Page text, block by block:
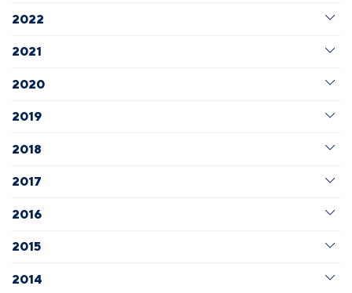
2022
2021
2020
2019
2018
2017
2016
2015
2014